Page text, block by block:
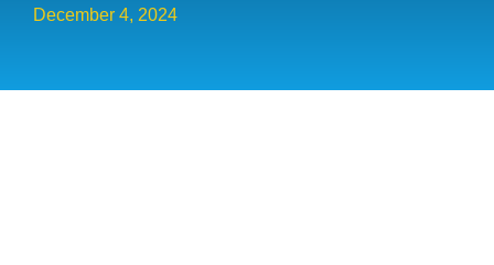
December 4, 2024